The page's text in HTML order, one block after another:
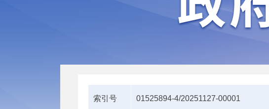
索引号 01525894-4/20251127-00001